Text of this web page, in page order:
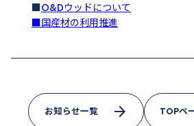
■O&Dウッドについて
■国産材の利用推進
お知らせ一覧 arrow_forward TOPペ